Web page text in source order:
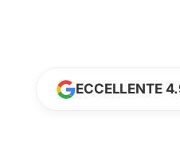
ECCELLENTE